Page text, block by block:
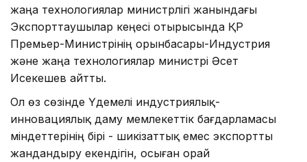
жаңа технологиялар министрлігі жанындағы
Экспорттаушылар кеңесі отырысында ҚР
Премьер-Министрінің орынбасары-Индустрия
және жаңа технологиялар министрі Әсет
Исекешев айтты.
Ол өз сөзінде Үдемелі индустриялық-
инновациялық даму мемлекеттік бағдарламасы
міндеттерінің бірі - шикізаттық емес экспортты
жандандыру екендігін, осыған орай